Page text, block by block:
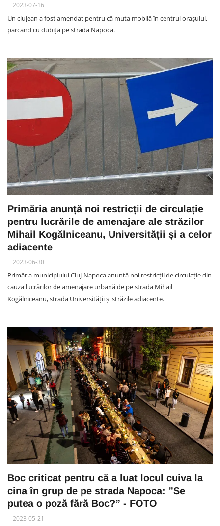
2023-07-16
Un clujean a fost amendat pentru că muta mobilă în centrul orașului,
parcând cu dubița pe strada Napoca.
Primăria anunță noi restricții de circulație
pentru lucrările de amenajare ale străzilor
Mihail Kogălniceanu, Universității și a celor
adiacente
2023-06-30
Primăria municipiului Cluj-Napoca anunță noi restricții de circulație din
cauza lucrărilor de amenajare urbană de pe strada Mihail
Kogălniceanu, strada Universității și străzile adiacente.
Boc criticat pentru că a luat locul cuiva la
cina în grup de pe strada Napoca: ”Se
putea o poză fără Boc?” - FOTO
2023-05-21